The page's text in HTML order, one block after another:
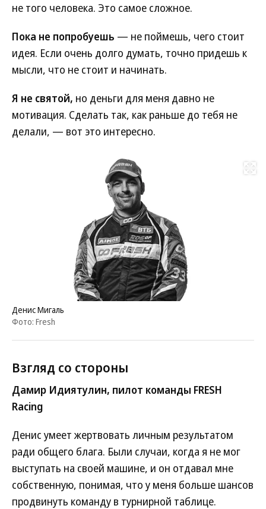
не того человека. Это самое сложное.
Пока не попробуешь — не поймешь, чего стоит
идея. Если очень долго думать, точно придешь к
мысли, что не стоит и начинать.
Я не святой, но деньги для меня давно не
мотивация. Сделать так, как раньше до тебя не
делали, — вот это интересно.
Денис Мигаль
Фото: Fresh
Взгляд со стороны
Дамир Идиятулин, пилот команды FRESH
Racing
Денис умеет жертвовать личным результатом
ради общего блага. Были случаи, когда я не мог
выступать на своей машине, и он отдавал мне
собственную, понимая, что у меня больше шансов
продвинуть команду в турнирной таблице.